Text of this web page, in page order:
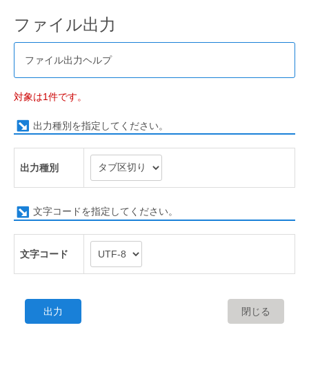
ファイル出力
ファイル出力ヘルプ
対象は1件です。
出力種別を指定してください。
出力種別
文字コードを指定してください。
文字コード